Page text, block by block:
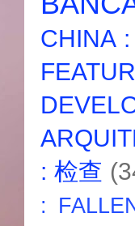
CHINA
: 检查
: